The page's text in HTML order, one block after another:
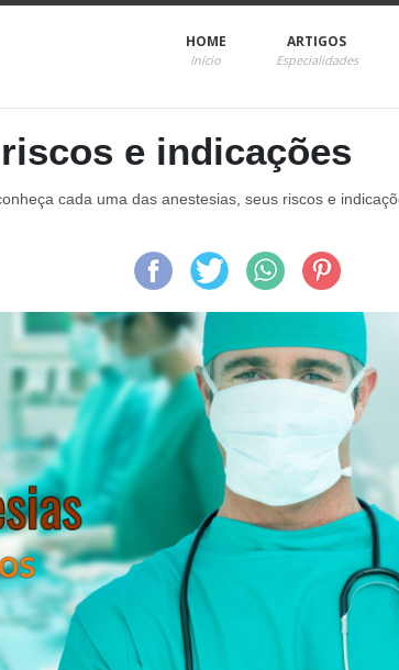
HOME
Início
ARTIGOS
Especialidades
e indicações
cada uma das anestesias, seus riscos e